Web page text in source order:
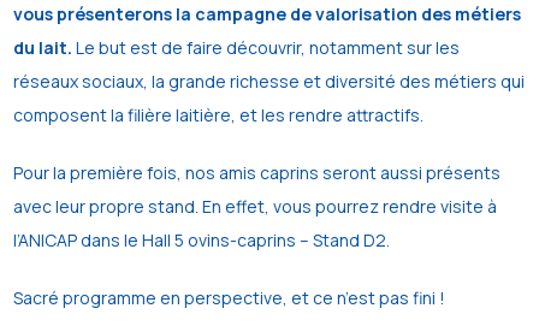
vous présenterons la campagne de valorisation des métiers
du lait. Le but est de faire découvrir, notamment sur les
réseaux sociaux, la grande richesse et diversité des métiers qui
composent la filière laitière, et les rendre attractifs.
Pour la première fois, nos amis caprins seront aussi présents
avec leur propre stand. En effet, vous pourrez rendre visite à
l’ANICAP dans le Hall 5 ovins-caprins – Stand D2.
Sacré programme en perspective, et ce n’est pas fini !